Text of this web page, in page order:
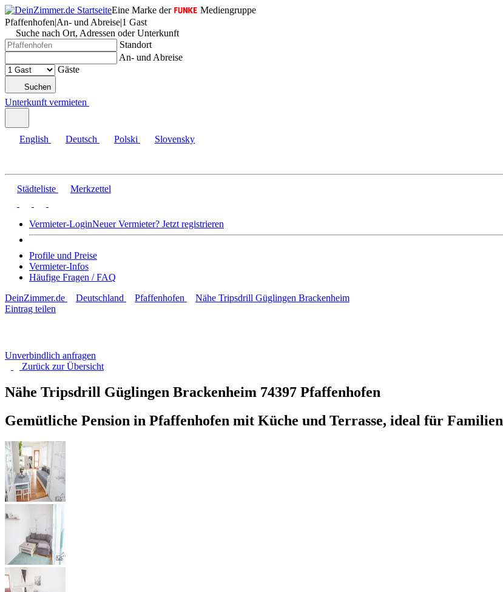
Eine Marke der
Mediengruppe
Pfaffenhofen|An- und Abreise|1 Gast
Suche nach Ort, Adressen oder Unterkunft
Standort
An- und Abreise
Gäste
Suchen
Unterkunft vermieten
English Deutsch Polski Slovensky
Städteliste Merkzettel
Vermieter-LoginNeuer Vermieter? Jetzt registrieren
Profile und Preise
Vermieter-Infos
Häufige Fragen / FAQ
DeinZimmer.de
Deutschland Pfaffenhofen
Nähe Tripsdrill Güglingen Brackenheim
Eintrag teilen
Unverbindlich anfragen
Zurück zurÜbersicht
Nähe Tripsdrill Güglingen Brackenheim 74397 Pfaffenhofen
Gemütliche Pension in Pfaffenhofen mit Küche und Terrasse, ideal für Familien